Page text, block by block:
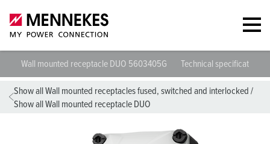
Wall mounted receptacle DUO 5603405G Technical specifications
Show all Wall mounted receptacles fused, switched and interlocked /
Show all Wall mounted receptacle DUO